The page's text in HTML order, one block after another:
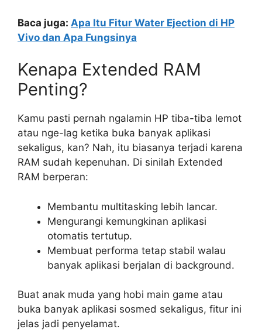
Baca juga: Apa Itu Fitur Water Ejection di HP
Vivo dan Apa Fungsinya
Kenapa Extended RAM
Penting?
Kamu pasti pernah ngalamin HP tiba-tiba lemot
atau nge-lag ketika buka banyak aplikasi
sekaligus, kan? Nah, itu biasanya terjadi karena
RAM sudah kepenuhan. Di sinilah Extended
RAM berperan:
Membantu multitasking lebih lancar.
Mengurangi kemungkinan aplikasi
otomatis tertutup.
Membuat performa tetap stabil walau
banyak aplikasi berjalan di background.
Buat anak muda yang hobi main game atau
buka banyak aplikasi sosmed sekaligus, fitur ini
jelas jadi penyelamat.